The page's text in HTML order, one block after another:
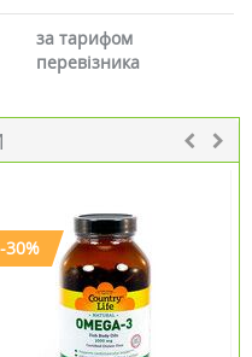
за тарифом
перевізника
-30%